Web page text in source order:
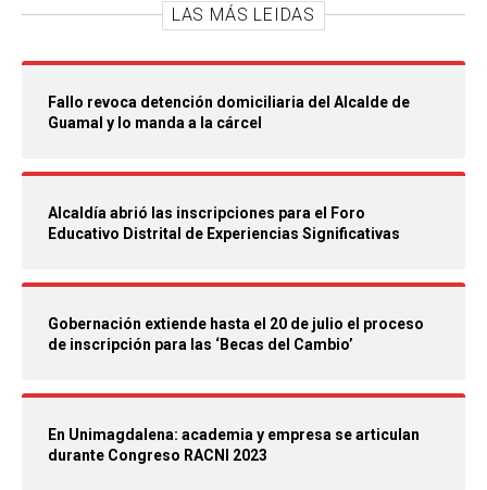
LAS MÁS LEIDAS
Fallo revoca detención domiciliaria del Alcalde de
Guamal y lo manda a la cárcel
Alcaldía abrió las inscripciones para el Foro
Educativo Distrital de Experiencias Significativas
Gobernación extiende hasta el 20 de julio el proceso
de inscripción para las ‘Becas del Cambio’
En Unimagdalena: academia y empresa se articulan
durante Congreso RACNI 2023